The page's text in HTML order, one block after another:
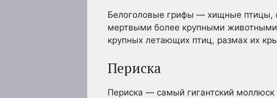
Белоголовые грифы — хищные птицы,
мертвыми более крупными
крупных летающих птиц, размах их
Периска
Периска — самый гигантский моллюск